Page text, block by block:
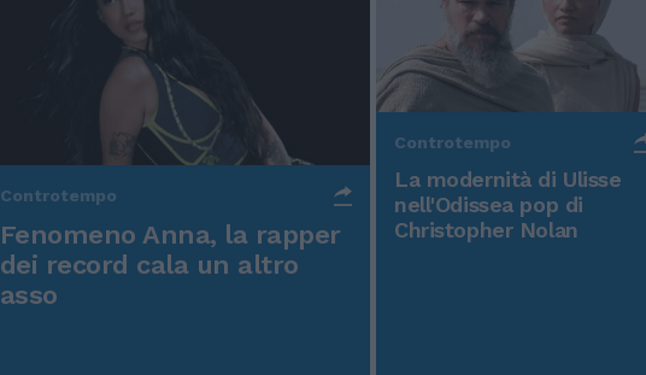
Controtempo
Fenomeno Anna, la rapper
dei record cala un altro
asso
Controtempo
La modernità di Ulisse
nell'Odissea pop di
Christopher Nolan